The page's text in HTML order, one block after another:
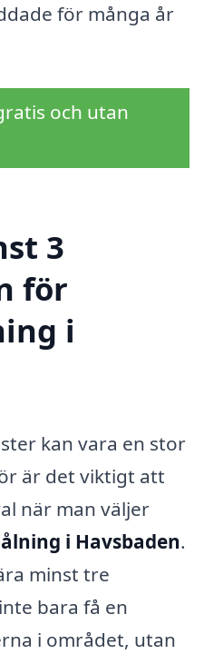
för många år
och utan
3
för
i
kan vara en stor
är det viktigt att
när man väljer
i Havsbaden.
minst tre
bara få en
i området, utan